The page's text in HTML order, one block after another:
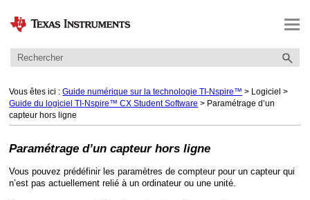
Passer au contenu principal
Vous êtes ici : Guide numérique sur la technologie TI-Nspire™ > Logiciel >
Guide du logiciel TI-Nspire™ CX Student Software > Paramétrage d’un
capteur hors ligne
Paramétrage d’un capteur hors ligne
Vous pouvez prédéfinir les paramètres de compteur pour un capteur qui
n’est pas actuellement relié à un ordinateur ou une unité.